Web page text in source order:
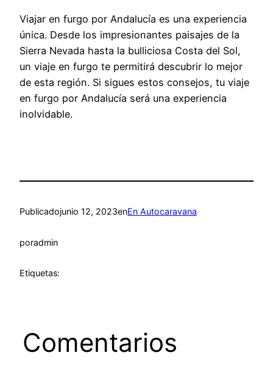
Viajar en furgo por Andalucía es una experiencia
única. Desde los impresionantes paisajes de la
Sierra Nevada hasta la bulliciosa Costa del Sol,
un viaje en furgo te permitirá descubrir lo mejor
de esta región. Si sigues estos consejos, tu viaje
en furgo por Andalucía será una experiencia
inolvidable.
Publicadojunio 12, 2023enEn Autocaravana
poradmin
Etiquetas:
Comentarios